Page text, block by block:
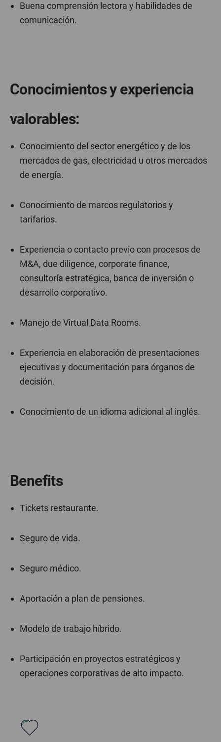
Buena comprensión lectora y habilidades de
comunicación.
Conocimientos y experiencia
valorables:
Conocimiento del sector energético y de los
mercados de gas, electricidad u otros mercados
de energía.
Conocimiento de marcos regulatorios y
tarifarios.
Experiencia o contacto previo con procesos de
M&A, due diligence, corporate finance,
consultoría estratégica, banca de inversión o
desarrollo corporativo.
Manejo de Virtual Data Rooms.
Experiencia en elaboración de presentaciones
ejecutivas y documentación para órganos de
decisión.
Conocimiento de un idioma adicional al inglés.
Benefits
Tickets restaurante.
Seguro de vida.
Seguro médico.
Aportación a plan de pensiones.
Modelo de trabajo híbrido.
Participación en proyectos estratégicos y
operaciones corporativas de alto impacto.